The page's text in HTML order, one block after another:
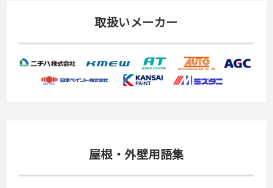
取扱いメーカー
屋根・外壁用語集